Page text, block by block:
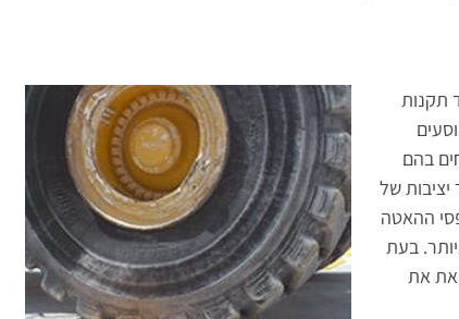
תקנות
בהם
של
מ 50 קמ”ש מה שגורם לפסי ההאטה
בעת
את